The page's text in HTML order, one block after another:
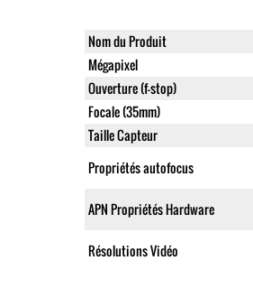
Nom du Produit
Mégapixel
Ouverture (f-stop)
Focale (35mm)
Taille Capteur
Propriétés autofocus
APN Propriétés Hardware
Résolutions Vidéo